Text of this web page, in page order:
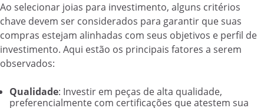
Ao selecionar joias para investimento, alguns critérios
chave devem ser considerados para garantir que suas
compras estejam alinhadas com seus objetivos e perfil de
investimento. Aqui estão os principais fatores a serem
observados:
Qualidade: Investir em peças de alta qualidade,
preferencialmente com certificações que atestem sua